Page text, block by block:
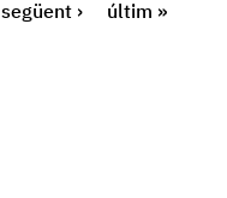
següent › últim »